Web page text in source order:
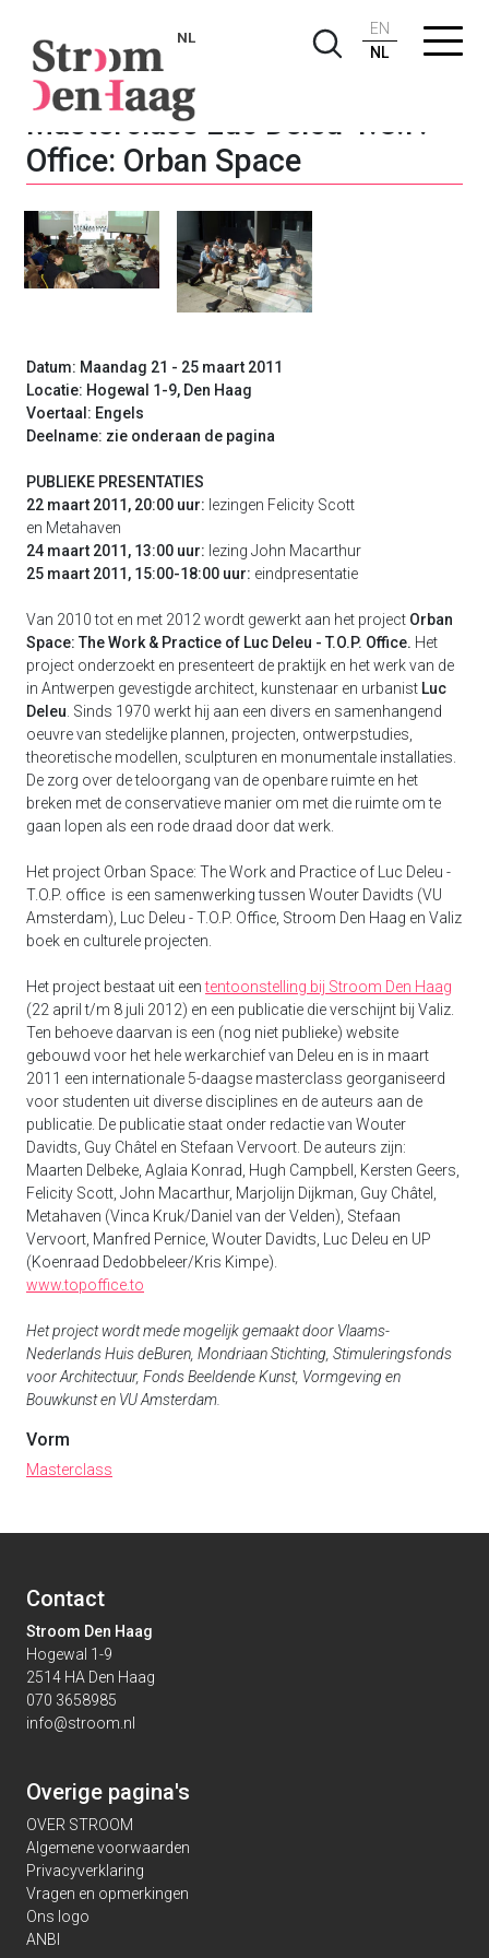
NL
EN
NL
Masterclass Luc Deleu-T.O.P.
Office: Orban Space
Datum: Maandag 21 - 25 maart 2011
Locatie: Hogewal 1-9, Den Haag
Voertaal: Engels
Deelname: zie onderaan de pagina
PUBLIEKE PRESENTATIES
22 maart 2011, 20:00 uur: lezingen Felicity Scott
en Metahaven
24 maart 2011, 13:00 uur: lezing John Macarthur
25 maart 2011, 15:00-18:00 uur: eindpresentatie
Van 2010 tot en met 2012 wordt gewerkt aan het project Orban
Space: The Work & Practice of Luc Deleu - T.O.P. Office. Het
project onderzoekt en presenteert de praktijk en het werk van de
in Antwerpen gevestigde architect, kunstenaar en urbanist Luc
Deleu . Sinds 1970 werkt hij aan een divers en samenhangend
oeuvre van stedelijke plannen, projecten, ontwerpstudies,
theoretische modellen, sculpturen en monumentale installaties.
De zorg over de teloorgang van de openbare ruimte en het
breken met de conservatieve manier om met die ruimte om te
gaan lopen als een rode draad door dat werk.
Het project Orban Space: The Work and Practice of Luc Deleu -
T.O.P. office is een samenwerking tussen Wouter Davidts (VU
Amsterdam), Luc Deleu - T.O.P. Office, Stroom Den Haag en Valiz
boek en culturele projecten.
Het project bestaat uit eententoonstelling bij Stroom Den Haag
(22 april t/m 8 juli 2012) en een publicatie die verschijnt bij Valiz.
Ten behoeve daarvan is een (nog niet publieke) website
gebouwd voor het hele werkarchief van Deleu en is in maart
2011 een internationale 5-daagse masterclass georganiseerd
voor studenten uit diverse disciplines en de auteurs aan de
publicatie. De publicatie staat onder redactie van Wouter
Davidts, Guy Châtel en Stefaan Vervoort. De auteurs zijn:
Maarten Delbeke, Aglaia Konrad, Hugh Campbell, Kersten Geers,
Felicity Scott, John Macarthur, Marjolijn Dijkman, Guy Châtel,
Metahaven (Vinca Kruk/Daniel van der Velden), Stefaan
Vervoort, Manfred Pernice, Wouter Davidts, Luc Deleu en UP
(Koenraad Dedobbeleer/Kris Kimpe).
www.topoffice.to
Het project wordt mede mogelijk gemaakt door Vlaams-
Nederlands Huis deBuren, Mondriaan Stichting, Stimuleringsfonds
voor Architectuur, Fonds Beeldende Kunst, Vormgeving en
Bouwkunst en VU Amsterdam.
Vorm
Masterclass
Contact
Stroom Den Haag
Hogewal 1-9
2514 HA Den Haag
070 3658985
info@stroom.nl
Overige pagina's
OVER STROOM
Algemene voorwaarden
Privacyverklaring
Vragen en opmerkingen
Ons logo
ANBI